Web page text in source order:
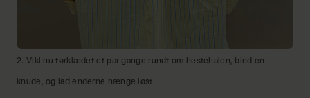
2. Vikl nu tørklædet et par gange rundt om hestehalen, bind en
knude, og lad enderne hænge løst.